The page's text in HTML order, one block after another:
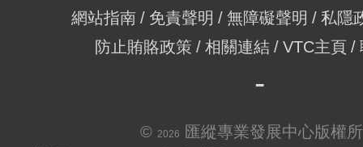
網站指南 免責聲明 無障礙聲明
私隱
防止賄賂政策
相關連結 VTC主頁
© 2026
匯縱專業發展中心版權